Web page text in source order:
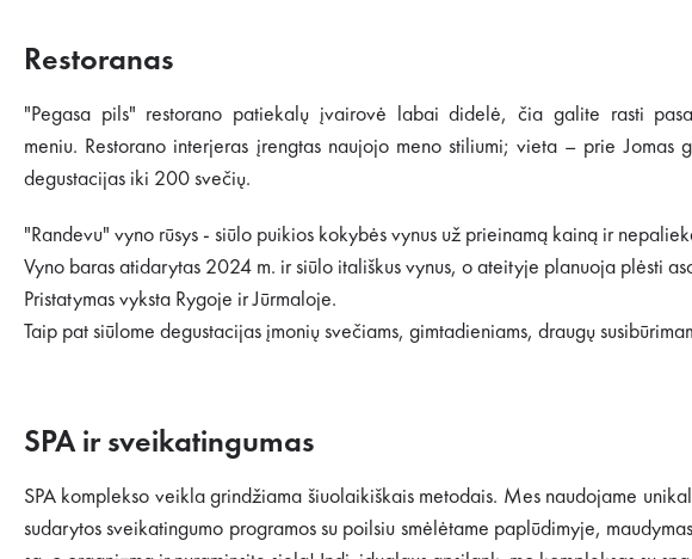
Restoranas
"Pegasa pils" restorano patiekalų įvairovė labai didelė, čia galite rasti
meniu. Restorano interjeras įrengtas naujojo meno stiliumi; vieta – prie
degustacijas iki 200 svečių.
"Randevu" vyno rūsys - siūlo puikios kokybės vynus už prieinamą kainą ir
Vyno baras atidarytas 2024 m. ir siūlo itališkus vynus, o ateityje planuoja plėsti
Pristatymas vyksta Rygoje ir Jūrmaloje.
Taip pat siūlome degustacijas įmonių svečiams, gimtadieniams, draugų
SPA ir sveikatingumas
SPA komplekso veikla grindžiama šiuolaikiškais metodais. Mes naudojame
sudarytos sveikatingumo programos su poilsiu smėlėtame paplūdimyje,